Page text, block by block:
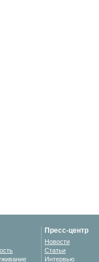
Пресс-центр
Новости
Статьи
Интервью